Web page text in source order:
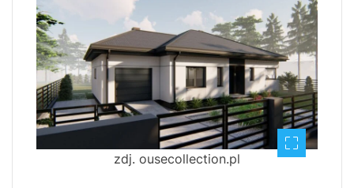
zdj. ousecollection.pl